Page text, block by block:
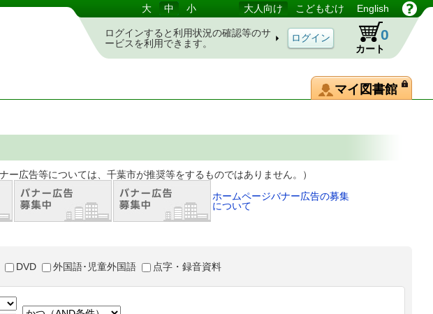
大 中 小 大人向け こどもむけ English
ログインすると利用状況の確認等のサ
ービスを利用できます。
カート
0
マイ図書館
千葉市が推奨等をするものではありません。）
ホームページバナー広告の募集
について
DVD 外国語･児童外国語 点字・録音資料